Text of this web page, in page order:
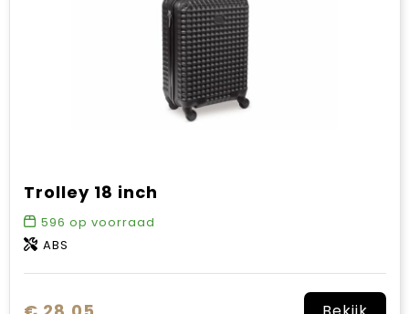
Trolley 18 inch
596 op voorraad
ABS